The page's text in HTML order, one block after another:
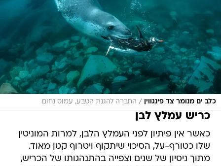
כלב ים מנומר צד פינגווין / החברה להגנת הטבע, עמוס נחום
כריש עמלץ לבן
כאשר אין פיתיון לפני העמלץ הלבן, למרות המוניטין
שלו כטורף-על, הסיכוי שיתקוף ויטרוף קטן מאוד.
מתוך ניסיון של שנים וצפייה בהתנהגותו של הכריש,
החלטתי שאני יכול לצלול מולו בהרמוניה, לתת לו
להתקרב אליי ואז לצלם ולהנציח את החיוך הנצחי